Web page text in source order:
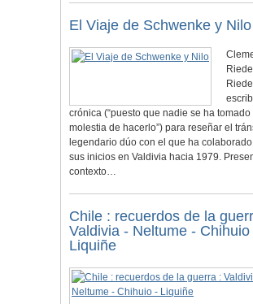
El Viaje de Schwenke y Nilo
crónica (“puesto que nadie se ha tomado
molestia de hacerlo”) para reseñar el
legendario dúo con el que ha
sus inicios en Valdivia hacia 1979.
contexto…
Chile : recuerdos de la
Valdivia - Neltume - Chihuio
Liquiñe